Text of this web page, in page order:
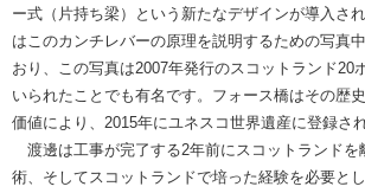
ー式（片持ち梁）という新たなデザインが導入さ
はこのカンチレバーの原理を説明するための写真
おり、この写真は2007年発行のスコットランド20
いられたことでも有名です。フォース橋はその歴
価値により、2015年にユネスコ世界遺産に登録さ
渡邊は工事が完了する2年前にスコットランドを
術、そしてスコットランドで培った経験を必要と